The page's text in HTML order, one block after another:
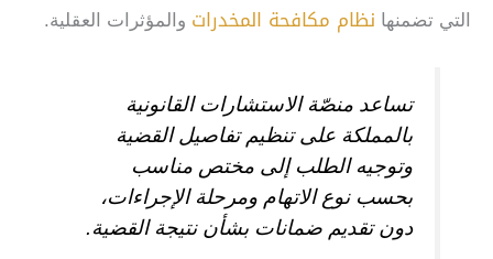
التي تضمنها نظام مكافحة المخدرات والمؤثرات العقلية.
تساعد منصّة الاستشارات القانونية
بالمملكة على تنظيم تفاصيل القضية
وتوجيه الطلب إلى مختص مناسب
بحسب نوع الاتهام ومرحلة الإجراءات،
دون تقديم ضمانات بشأن نتيجة القضية.